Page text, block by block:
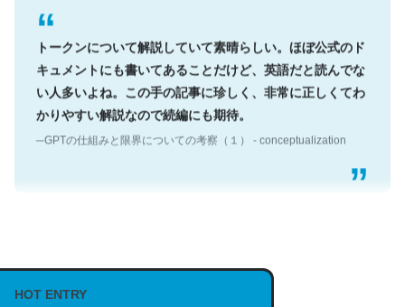
トークンについて解説していて素晴らしい。ほぼ公式のド
キュメントにも書いてあることだけど、英語だと読んでな
い人多いよね。この手の記事に珍しく、非常に正しくてわ
かりやすい解説なので続編にも期待。
─GPTの仕組みと限界についての考察（１） - conceptualization
説してる記事が少ないので貴重な良記事。/続編来た
https://isobe324649.hatenablog.com/entry/2023/03/27
HOT ENTRY